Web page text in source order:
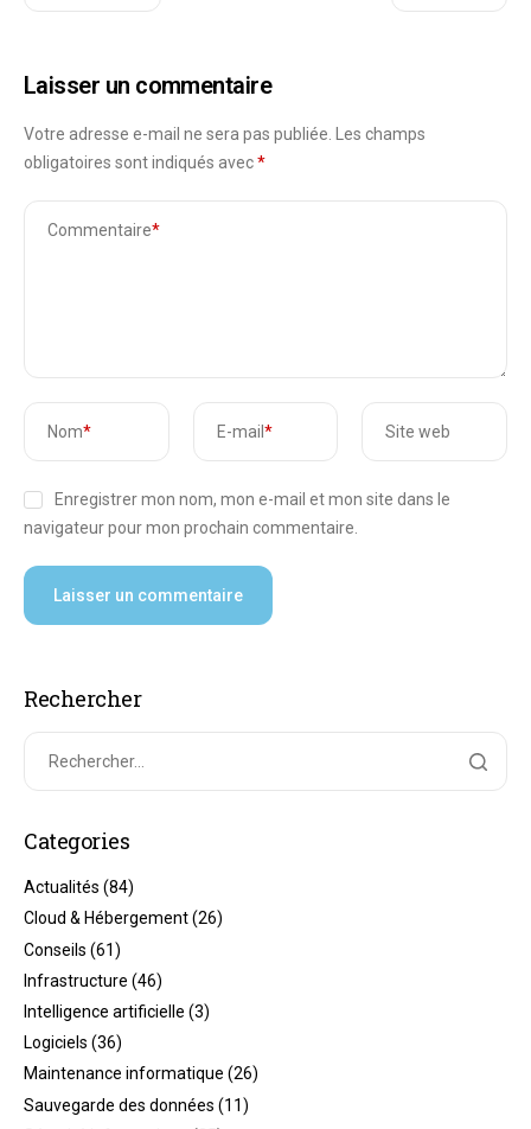
Laisser un commentaire
Votre adresse e-mail ne sera pas publiée. Les champs
obligatoires sont indiqués avec*
Commentaire*
Nom* E-mail * Site web
Enregistrer mon nom, mon e-mail et mon site dans le
navigateur pour mon prochain commentaire.
Rechercher
Categories
Actualités (84)
Cloud & Hébergement(26)
Conseils (61)
Infrastructure (46)
Intelligence artificielle (3)
Logiciels (36)
Maintenance informatique (26)
Sauvegarde des données (11)